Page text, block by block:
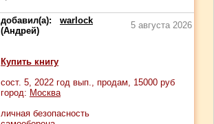
добавил(а): warlock
(Андрей)
5 августа 2026
Купить книгу
сост. 5, 2022 год вып., продам, 15000 руб
город: Москва
личная безопасность